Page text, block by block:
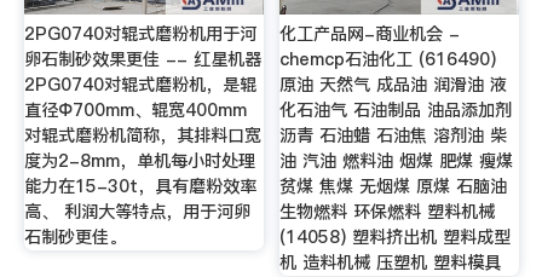
2PG0740对辊式磨粉机用于河
卵石制砂效果更佳 -- 红星机器
2PG0740对辊式磨粉机，是辊
直径Ф700mm、辊宽400mm
对辊式磨粉机简称，其排料口宽
度为2-8mm，单机每小时处理
能力在15-30t，具有磨粉效率
高、 利润大等特点，用于河卵
石制砂更佳。
化工产品网-商业机会 -
chemcp石油化工 (616490)
原油 天然气 成品油 润滑油 液
化石油气 石油制品 油品添加剂
沥青 石油蜡 石油焦 溶剂油 柴
油 汽油 燃料油 烟煤 肥煤 瘦煤
贫煤 焦煤 无烟煤 原煤 石脑油
生物燃料 环保燃料 塑料机械
(14058) 塑料挤出机 塑料成型
机 造料机械 压塑机 塑料模具